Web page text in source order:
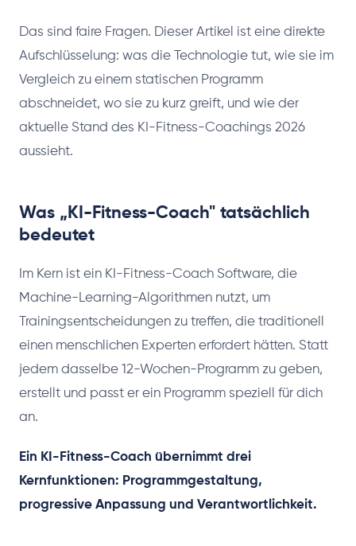
Das sind faire Fragen. Dieser Artikel ist eine direkte
Aufschlüsselung: was die Technologie tut, wie sie im
Vergleich zu einem statischen Programm
abschneidet, wo sie zu kurz greift, und wie der
aktuelle Stand des KI-Fitness-Coachings 2026
aussieht.
Was „KI-Fitness-Coach" tatsächlich
bedeutet
Im Kern ist ein KI-Fitness-Coach Software, die
Machine-Learning-Algorithmen nutzt, um
Trainingsentscheidungen zu treffen, die traditionell
einen menschlichen Experten erfordert hätten. Statt
jedem dasselbe 12-Wochen-Programm zu geben,
erstellt und passt er ein Programm speziell für dich
an.
Ein KI-Fitness-Coach übernimmt drei
Kernfunktionen: Programmgestaltung,
progressive Anpassung und Verantwortlichkeit.